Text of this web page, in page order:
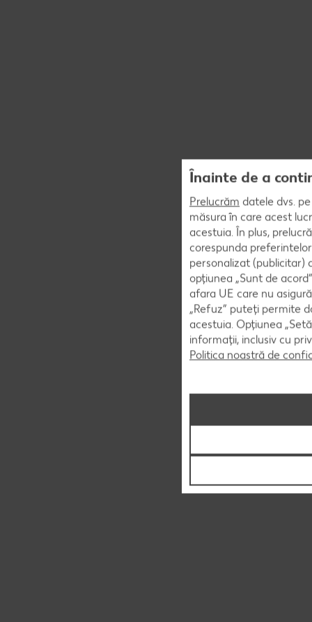
Înainte de a
Prelucrăm datele dvs.
măsura în care acest
acestuia. În plus,
corespunda
personalizat (publicitar)
opțiunea „Sunt de
afara UE care nu
„Refuz” puteți permite
acestuia. Opțiunea
informații, inclusiv cu
Politica noastră de